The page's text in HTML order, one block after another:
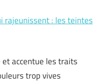
rajeunissent : les teintes
accentue les traits
trop vives